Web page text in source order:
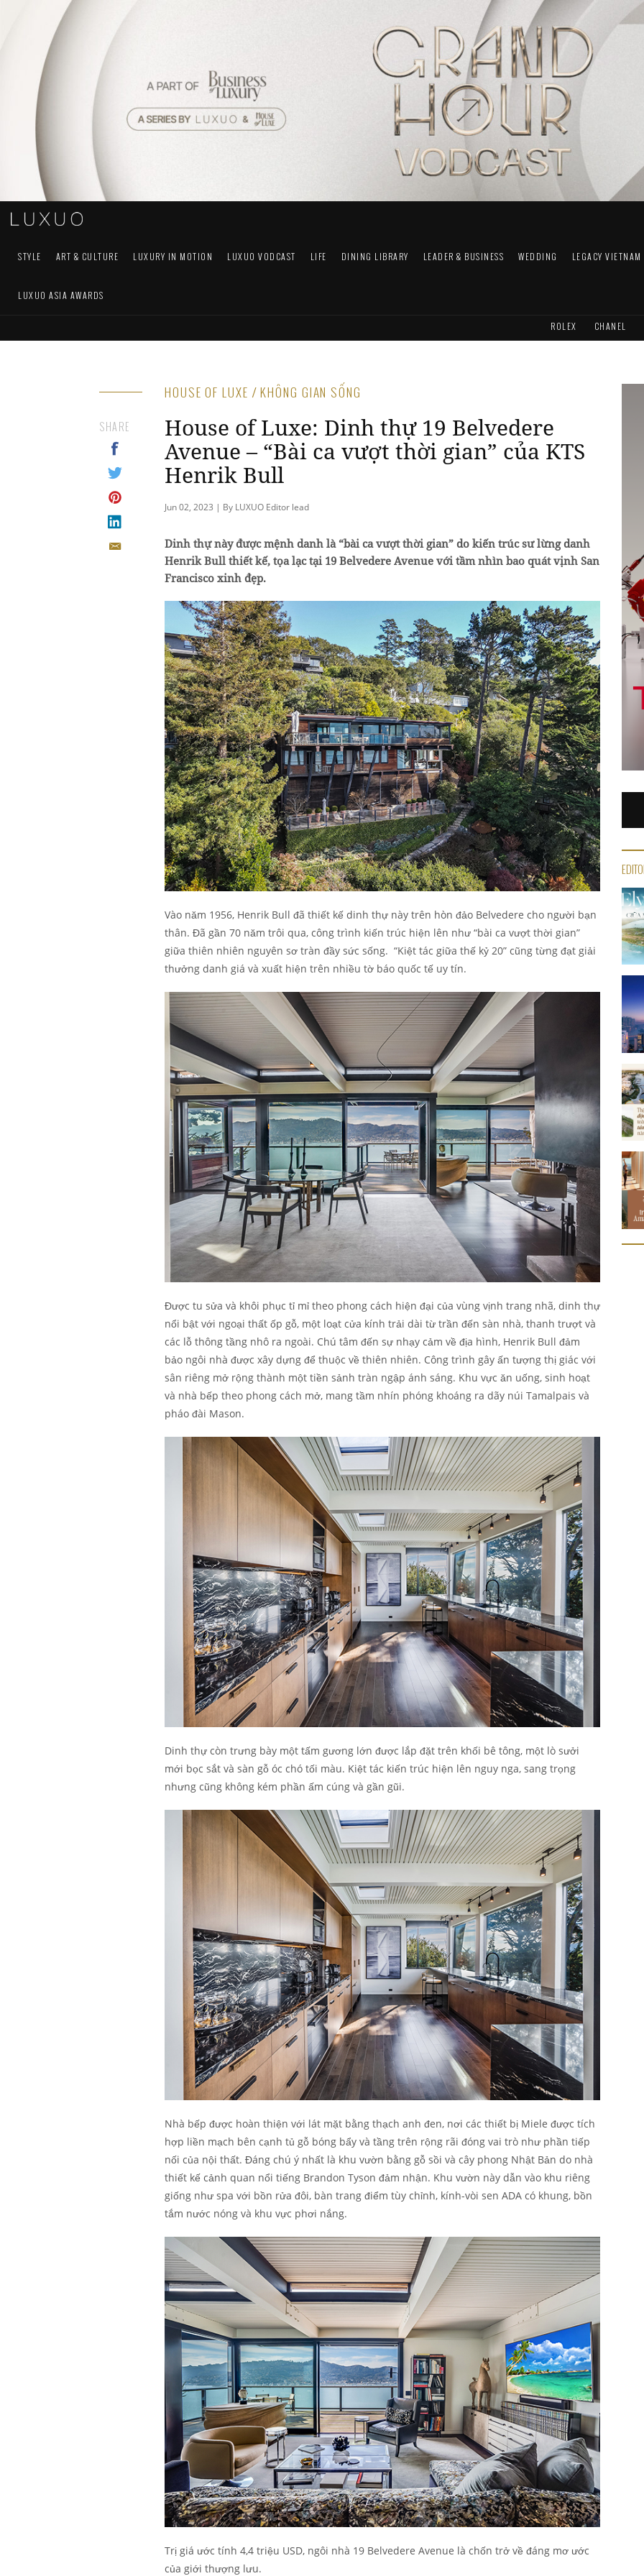
STYLE ART & CULTURE LUXURY IN MOTION LUXUO VODCAST LIFE DINING LIBRARY LEADER & BUSINESS WEDDING LEGACY VIETNAM
LUXUO ASIA AWARDS
ROLEX CHANEL
HOUSE OF LUXE / KHÔNG GIAN SỐNG
House of Luxe: Dinh thự 19 Belvedere
Avenue – “Bài ca vượt thời gian” của KTS
Henrik Bull
Jun 02, 2023 | By LUXUO Editor lead
SHARE
Dinh thự này được mệnh danh là “bài ca vượt thời gian” do kiến trúc sư lừng danh
Henrik Bull thiết kế, tọa lạc tại 19 Belvedere Avenue với tầm nhìn bao quát vịnh San
Francisco xinh đẹp.
Vào năm 1956, Henrik Bull đã thiết kế dinh thự này trên hòn đảo Belvedere cho người bạn
thân. Đã gần 70 năm trôi qua, công trình kiến trúc hiện lên như “bài ca vượt thời gian”
giữa thiên nhiên nguyên sơ tràn đầy sức sống. “Kiệt tác giữa thế kỷ 20” cũng từng đạt giải
thưởng danh giá và xuất hiện trên nhiều tờ báo quốc tế uy tín.
Được tu sửa và khôi phục tỉ mỉ theo phong cách hiện đại của vùng vịnh trang nhã, dinh thự
nổi bật với ngoại thất ốp gỗ, một loạt cửa kính trải dài từ trần đến sàn nhà, thanh trượt và
các lỗ thông tầng nhô ra ngoài. Chú tâm đến sự nhạy cảm về địa hình, Henrik Bull đảm
bảo ngôi nhà được xây dựng để thuộc về thiên nhiên. Công trình gây ấn tượng thị giác với
sân riêng mở rộng thành một tiền sảnh tràn ngập ánh sáng. Khu vực ăn uống, sinh hoạt
và nhà bếp theo phong cách mở, mang tầm nhín phóng khoáng ra dãy núi Tamalpais và
pháo đài Mason.
Dinh thự còn trưng bày một tấm gương lớn được lắp đặt trên khối bê tông, một lò sưởi
mới bọc sắt và sàn gỗ óc chó tối màu. Kiệt tác kiến trúc hiện lên nguy nga, sang trọng
nhưng cũng không kém phần ấm cúng và gần gũi.
Nhà bếp được hoàn thiện với lát mặt bằng thạch anh đen, nơi các thiết bị Miele được tích
hợp liền mạch bên cạnh tủ gỗ bóng bẩy và tầng trên rộng rãi đóng vai trò như phần tiếp
nối của nội thất. Đáng chú ý nhất là khu vườn bằng gỗ sồi và cây phong Nhật Bản do nhà
thiết kế cảnh quan nổi tiếng Brandon Tyson đảm nhận. Khu vườn này dẫn vào khu riêng
giống như spa với bồn rửa đôi, bàn trang điểm tùy chỉnh, kính-vòi sen ADA có khung, bồn
tắm nước nóng và khu vực phơi nắng.
Trị giá ước tính 4,4 triệu USD, ngôi nhà 19 Belvedere Avenue là chốn trở về đáng mơ ước
của giới thượng lưu.